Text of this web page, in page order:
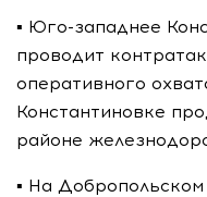
▪️ Юго-западнее
проводит
оперативного
Константиновке
районе
▪️ На